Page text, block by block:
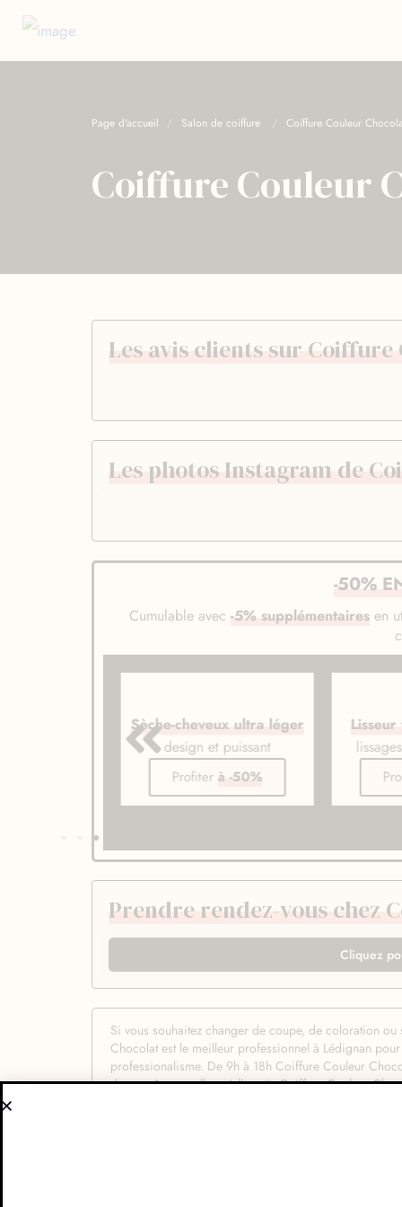
Page d'accueil Salon de coiffure Coiffure Couleur
Coiffure Couleur
Les avis clients sur
Les photos Instagram de
-50%
Cumulable avec -5% supplémentairesen
Sèche-cheveux ultra léger
design et puissant
Profiter à -50%
Prendre rendez-vous chez
Cliquez
Si vous souhaitez changer de coupe, de coloration
Chocolat est le meilleur professionnel à Lédignan
professionalisme. De 9h à 18h Coiffure Couleur
de vos rêves quelle qu’elle soit. Coiffure Couleur
réaliser toutes vos envies.La confiance est un chose
ce qu’on sait faire chez Coiffure Couleur Chocolat :
pour décrire vos envies de nouvelles coupe de
techniques de coupe afin de vous offrir un résultat à